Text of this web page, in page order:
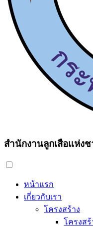
สำนักงานลูกเสือแห่ง
หน้าแรก
เกี่ยวกับเรา
โครงสร้าง
โครงส